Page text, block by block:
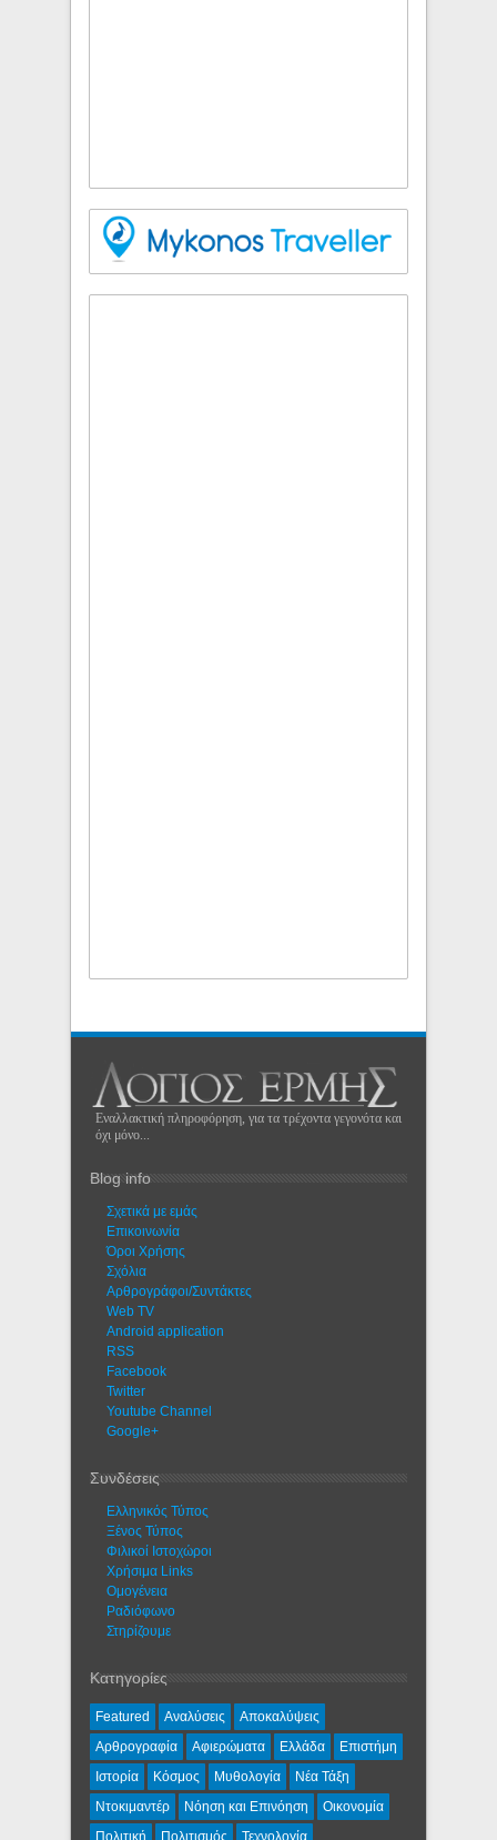
Εναλλακτική πληροφόρηση, για τα τρέχοντα γεγονότα και
όχι μόνο...
Blog info
Σχετικά με εμάς
Eπικοινωνία
Όροι Χρήσης
Σχόλια
Αρθρογράφοι/Συντάκτες
Web TV
Android application
RSS
Facebook
Twitter
Youtube Channel
Google+
Συνδέσεις
Ελληνικός Τύπος
Ξένος Τύπος
Φιλικοί Ιστοχώροι
Χρήσιμα Links
Ομογένεια
Ραδιόφωνο
Στηρίζουμε
Κατηγορίες
Featured Αναλύσεις
Αποκαλύψεις
Αρθρογραφία
Αφιερώματα Ελλάδα
Επιστήμη
Ιστορία
Κόσμος Μυθολογία
Νέα Τάξη
Ντοκιμαντέρ
Νόηση και Επινόηση
Οικονομία